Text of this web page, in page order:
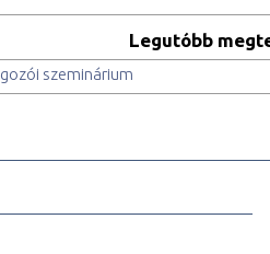
Legutóbb
szeminárium